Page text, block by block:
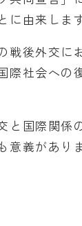
に由来します
戦後外交に
際社会への
と国際関係
意義があり